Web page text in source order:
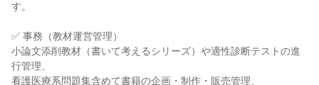
す。
✅ 事務（教材運営管理）
小論文添削教材（書いて考えるシリーズ）や適性診断テストの進
行管理、
看護医療系問題集含めて書籍の企画・制作・販売管理、